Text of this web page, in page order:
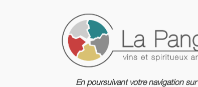
«
demi-muids ou fûts de 500
fermentations durent 3 à 4
ni colle, ni froid : le
n’arrivent qu’en juillet pour
suivantes pour la Cuvée
En poursuivant votre navigation sur